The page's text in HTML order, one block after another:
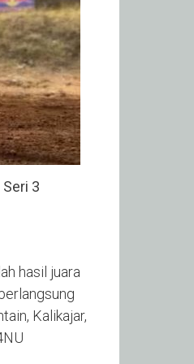
3
hasil juara
Kalikajar,